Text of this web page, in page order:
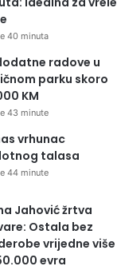
40 minuta
radove u
parku skoro
KM
43 minute
vrhunac
talasa
44 minute
Jahović žrtva
Ostala bez
vrijedne više
evra